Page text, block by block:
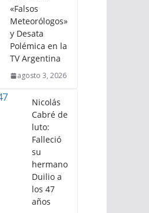
«Falsos
Meteorólogos»
y Desata
Polémica en la
TV Argentina
agosto 3, 2026
Nicolás
Cabré de
luto:
Falleció
su
hermano
Duilio a
los 47
años